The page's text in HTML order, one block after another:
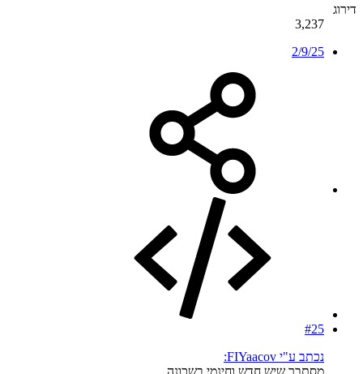
דירוג
3,237
2/9/25
#25
נכתב ע"י FIYaacov:
מסתבר שיש חדש וחינמי בשכונה